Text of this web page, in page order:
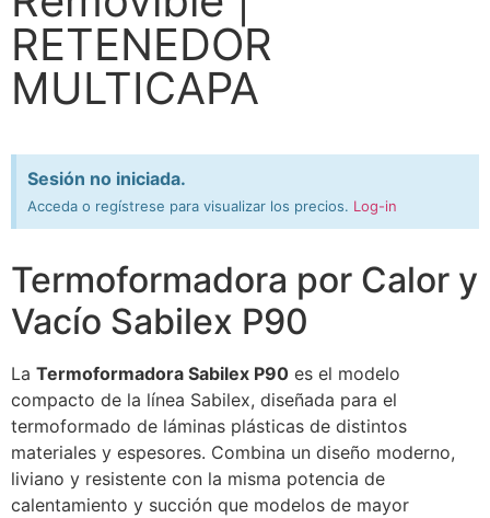
RETENEDOR
MULTICAPA
Sesión no iniciada.
Acceda o regístrese para visualizar los precios. Log-in
Termoformadora por Calor y
Vacío Sabilex P90
La Termoformadora Sabilex P90 es el modelo
compacto de la línea Sabilex, diseñada para el
termoformado de láminas plásticas de distintos
materiales y espesores. Combina un diseño moderno,
liviano y resistente con la misma potencia de
calentamiento y succión que modelos de mayor